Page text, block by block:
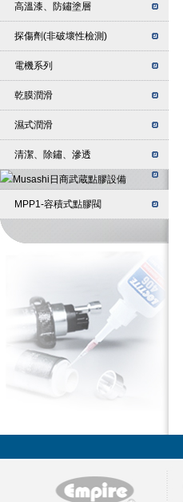
高溫漆、防鏽塗層
探傷劑(非破壞性檢測)
電機系列
乾膜潤滑
濕式潤滑
清潔、除鏽、滲透
MPP1-容積式點膠閥